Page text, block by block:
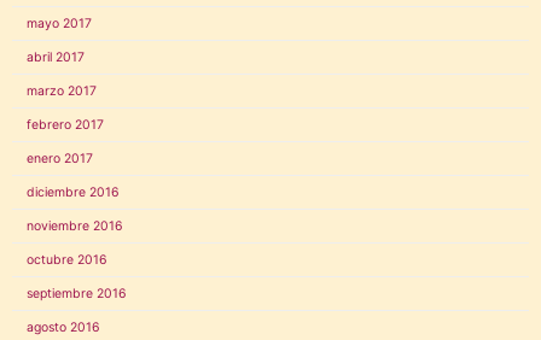
mayo 2017
abril 2017
marzo 2017
febrero 2017
enero 2017
diciembre 2016
noviembre 2016
octubre 2016
septiembre 2016
agosto 2016